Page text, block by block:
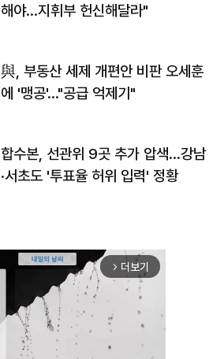
해야…지휘부 헌신해달라"
與, 부동산 세제 개편안 비판 오세훈
에 '맹공'…"공급 억제기"
합수본, 선관위 9곳 추가 압색…강남
·서초도 '투표율 허위 입력' 정황
arrow_forward_ios 더보기